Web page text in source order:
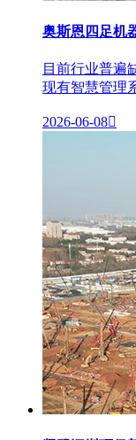
奥斯恩四足机
目前行业普遍
现有智慧管理
2026-06-08